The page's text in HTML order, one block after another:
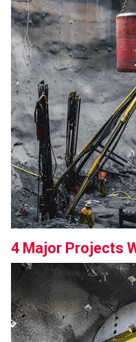
4 Major Projects